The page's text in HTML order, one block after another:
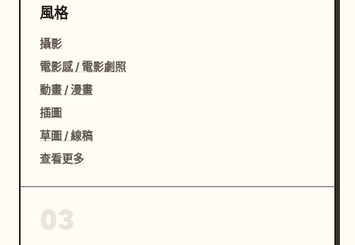
風格
攝影
電影感 / 電影劇照
動畫 / 漫畫
插圖
草圖 / 線稿
查看更多